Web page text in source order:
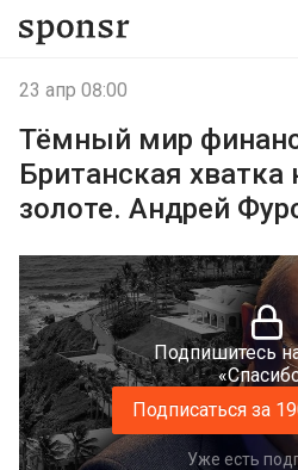
23 апр 08:00
Тёмный мир
Британская хватка
золоте. Андрей
Подпишитесь
Подписаться за
Уже есть